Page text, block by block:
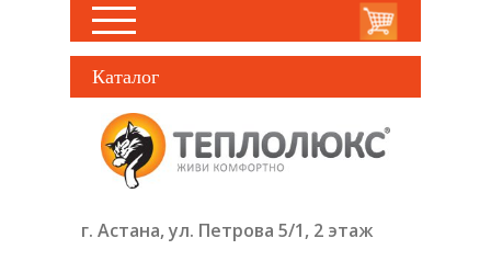
Каталог
г. Астана, ул. Петрова 5/1, 2 этаж